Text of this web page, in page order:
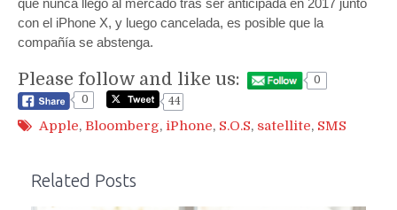
con el iPhone X, y luego cancelada, es posible que la
compañía se abstenga.
Please follow and like us:
0
0
44
Apple, Bloomberg, iPhone, S.O.S, satellite, SMS
Related Posts